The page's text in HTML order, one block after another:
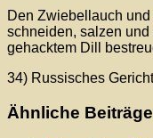
Den Zwiebellauch
schneiden, salzen
gehacktem Dill
34) Russisches Gericht
Ähnliche